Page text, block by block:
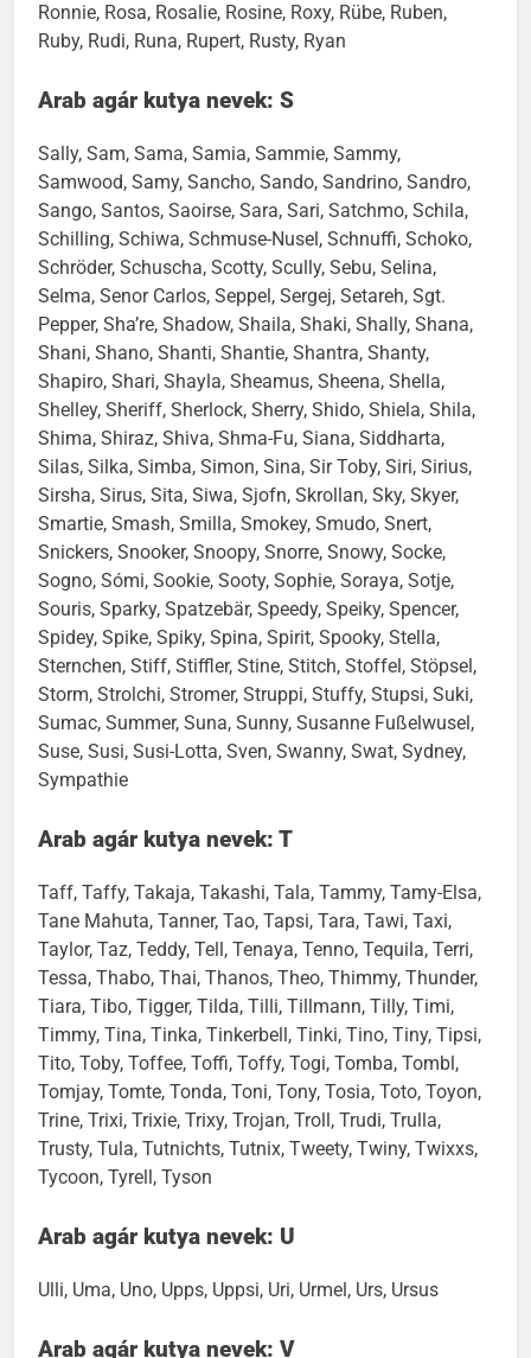
Ronnie, Rosa, Rosalie, Rosine, Roxy, Rübe, Ruben,
Ruby, Rudi, Runa, Rupert, Rusty, Ryan
Arab agár kutya nevek: S
Sally, Sam, Sama, Samia, Sammie, Sammy,
Samwood, Samy, Sancho, Sando, Sandrino, Sandro,
Sango, Santos, Saoirse, Sara, Sari, Satchmo, Schila,
Schilling, Schiwa, Schmuse-Nusel, Schnuffi, Schoko,
Schröder, Schuscha, Scotty, Scully, Sebu, Selina,
Selma, Senor Carlos, Seppel, Sergej, Setareh, Sgt.
Pepper, Sha’re, Shadow, Shaila, Shaki, Shally, Shana,
Shani, Shano, Shanti, Shantie, Shantra, Shanty,
Shapiro, Shari, Shayla, Sheamus, Sheena, Shella,
Shelley, Sheriff, Sherlock, Sherry, Shido, Shiela, Shila,
Shima, Shiraz, Shiva, Shma-Fu, Siana, Siddharta,
Silas, Silka, Simba, Simon, Sina, Sir Toby, Siri, Sirius,
Sirsha, Sirus, Sita, Siwa, Sjofn, Skrollan, Sky, Skyer,
Smartie, Smash, Smilla, Smokey, Smudo, Snert,
Snickers, Snooker, Snoopy, Snorre, Snowy, Socke,
Sogno, Sómi, Sookie, Sooty, Sophie, Soraya, Sotje,
Souris, Sparky, Spatzebär, Speedy, Speiky, Spencer,
Spidey, Spike, Spiky, Spina, Spirit, Spooky, Stella,
Sternchen, Stiff, Stiffler, Stine, Stitch, Stoffel, Stöpsel,
Storm, Strolchi, Stromer, Struppi, Stuffy, Stupsi, Suki,
Sumac, Summer, Suna, Sunny, Susanne Fußelwusel,
Suse, Susi, Susi-Lotta, Sven, Swanny, Swat, Sydney,
Sympathie
Arab agár kutya nevek: T
Taff, Taffy, Takaja, Takashi, Tala, Tammy, Tamy-Elsa,
Tane Mahuta, Tanner, Tao, Tapsi, Tara, Tawi, Taxi,
Taylor, Taz, Teddy, Tell, Tenaya, Tenno, Tequila, Terri,
Tessa, Thabo, Thai, Thanos, Theo, Thimmy, Thunder,
Tiara, Tibo, Tigger, Tilda, Tilli, Tillmann, Tilly, Timi,
Timmy, Tina, Tinka, Tinkerbell, Tinki, Tino, Tiny, Tipsi,
Tito, Toby, Toffee, Toffi, Toffy, Togi, Tomba, Tombl,
Tomjay, Tomte, Tonda, Toni, Tony, Tosia, Toto, Toyon,
Trine, Trixi, Trixie, Trixy, Trojan, Troll, Trudi, Trulla,
Trusty, Tula, Tutnichts, Tutnix, Tweety, Twiny, Twixxs,
Tycoon, Tyrell, Tyson
Arab agár kutya nevek: U
Ulli, Uma, Uno, Upps, Uppsi, Uri, Urmel, Urs, Ursus
Arab agár kutya nevek: V